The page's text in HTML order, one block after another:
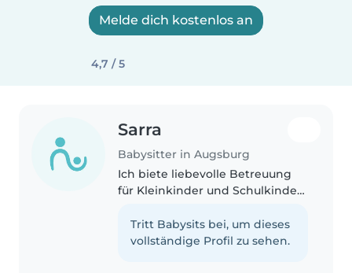
Melde dich kostenlos an
4,7 / 5
Sarra
Babysitter in Augsburg
Ich biete liebevolle Betreuung
für Kleinkinder und Schulkinder
Jahren und bin besonders
geduldig und einfühlsam. Ich
Tritt Babysits bei, um dieses
vollständige Profil zu sehen.